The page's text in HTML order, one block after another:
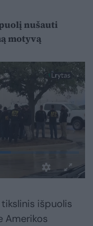
nušauti
motyvą
išpuolis
Amerikos